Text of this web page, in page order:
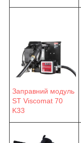
Заправний модуль
ST Viscomat 70
K33